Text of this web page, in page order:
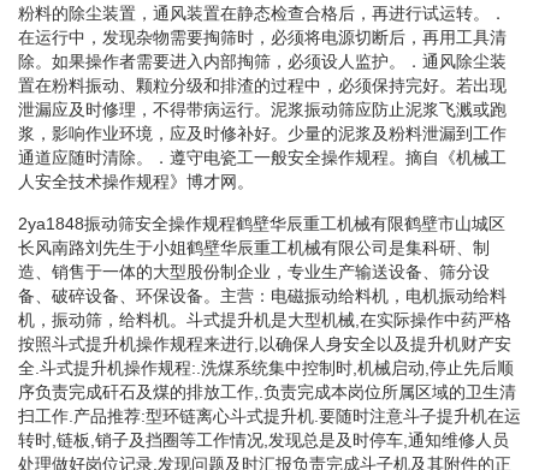
粉料的除尘装置，通风装置在静态检查合格后，再进行试运转。．
在运行中，发现杂物需要掏筛时，必须将电源切断后，再用工具清
除。如果操作者需要进入内部掏筛，必须设人监护。．通风除尘装
置在粉料振动、颗粒分级和排渣的过程中，必须保持完好。若出现
泄漏应及时修理，不得带病运行。泥浆振动筛应防止泥浆飞溅或跑
浆，影响作业环境，应及时修补好。少量的泥浆及粉料泄漏到工作
通道应随时清除。．遵守电瓷工一般安全操作规程。摘自《机械工
人安全技术操作规程》博才网。
2ya1848振动筛安全操作规程鹤壁华辰重工机械有限鹤壁市山城区
长风南路刘先生于小姐鹤壁华辰重工机械有限公司是集科研、制
造、销售于一体的大型股份制企业，专业生产输送设备、筛分设
备、破碎设备、环保设备。主营：电磁振动给料机，电机振动给料
机，振动筛，给料机。斗式提升机是大型机械,在实际操作中药严格
按照斗式提升机操作规程来进行,以确保人身安全以及提升机财产安
全.斗式提升机操作规程:.洗煤系统集中控制时,机械启动,停止先后顺
序负责完成矸石及煤的排放工作,.负责完成本岗位所属区域的卫生清
扫工作.产品推荐:型环链离心斗式提升机.要随时注意斗子提升机在运
转时,链板,销子及挡圈等工作情况,发现总是及时停车,通知维修人员
处理做好岗位记录,发现问题及时汇报负责完成斗子机及其附件的正